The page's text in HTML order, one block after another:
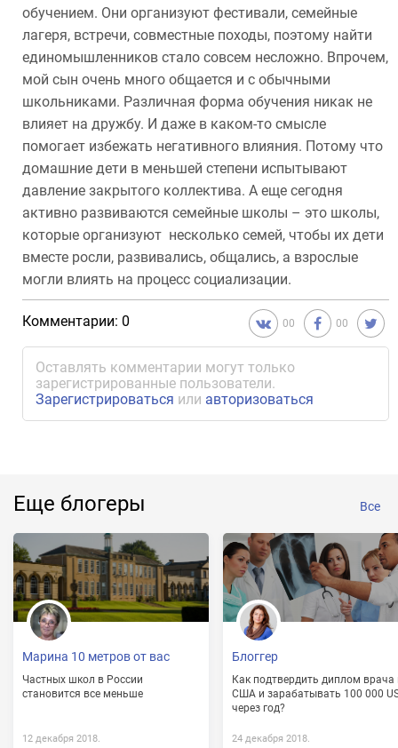
обучением. Они организуют фестивали, семейные
лагеря, встречи, совместные походы, поэтому найти
единомышленников стало совсем несложно. Впрочем,
мой сын очень много общается и с обычными
школьниками. Различная форма обучения никак не
влияет на дружбу. И даже в каком-то смысле
помогает избежать негативного влияния. Потому что
домашние дети в меньшей степени испытывают
давление закрытого коллектива. А еще сегодня
активно развиваются семейные школы – это школы,
которые организуют несколько семей, чтобы их дети
вместе росли, развивались, общались, а взрослые
могли влиять на процесс социализации.
Комментарии: 0 00 00
Оставлять комментарии могут только
зарегистрированные пользователи.
Зарегистрироваться или авторизоваться
Еще блогеры Все
Марина 10 метров от вас
Частных школ в России
становится все меньше
12 декабря 2018.
Блоггер
Как подтвердить диплом врача
США и зарабатывать 100 000
через год?
24 декабря 2018.